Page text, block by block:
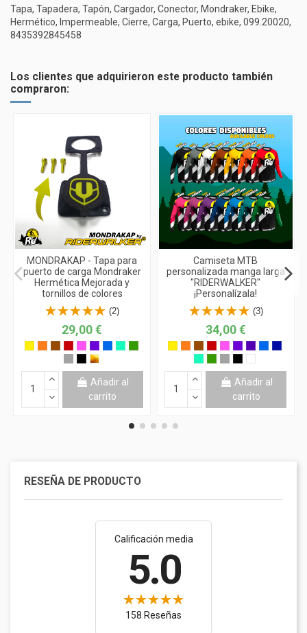
Tapa, Tapadera, Tapón, Cargador, Conector, Mondraker, Ebike,
Hermético, Impermeable, Cierre, Carga, Puerto, ebike, 099.20020,
8435392845458
Los clientes que adquirieron este producto también
compraron:
MONDRAKAP - Tapa para
puerto de carga Mondraker
Hermética Mejorada y
tornillos de colores
(2)
29,00 €
Añadir al
carrito
Camiseta MTB
personalizada manga larga
"RIDERWALKER"
¡Personalízala!
(3)
34,00 €
Añadir al
carrito
RESEÑA DE PRODUCTO
Calificación media
5.0
158 Reseñas